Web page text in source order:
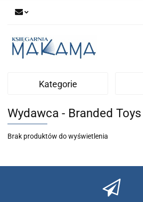
Kategorie
Wydawca - Branded Toys
Brak produktów do wyświetlenia